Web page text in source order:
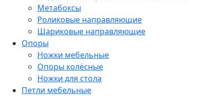
Метабоксы
Роликовые направляющие
Шариковые направляющие
Опоры
Ножки мебельные
Опоры колёсные
Ножки для стола
Петли мебельные